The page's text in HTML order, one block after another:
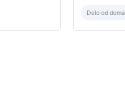
Delo od doma